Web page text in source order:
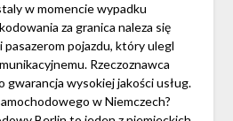
w momencie wypadku
za granica naleza się
pojazdu, który ulegl
Rzeczoznawca
wysokiej jakości usług.
w Niemczech?